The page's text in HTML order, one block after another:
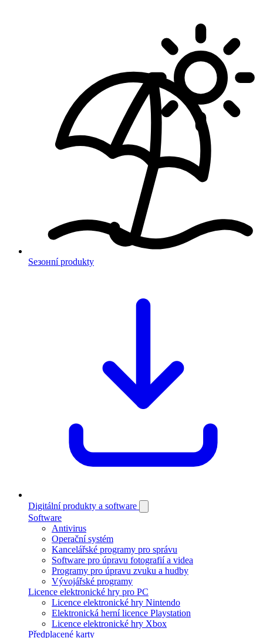
Sезонní produkty
Digitální produkty a software
Software
Antivirus
Operační systém
Kancelářské programy pro správu
Software pro úpravu fotografií a videa
Programy pro úpravu zvuku a hudby
Vývojářské programy
Licence elektronické hry pro PC
Licence elektronické hry Nintendo
Elektronická herní licence Playstation
Licence elektronické hry Xbox
Předplacené karty